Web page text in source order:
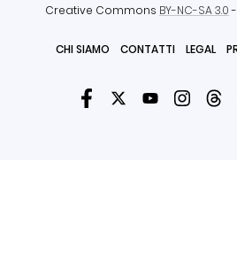
Creative Commons BY-NC-SA 3.0-
CHI SIAMO CONTATTI LEGAL